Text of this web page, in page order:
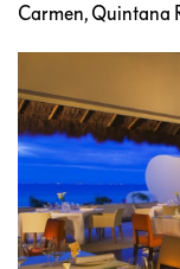
Carmen, Quintana